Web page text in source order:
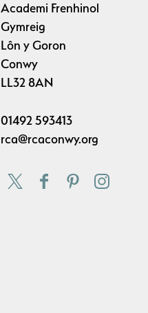
Academi Frenhinol
Gymreig
Lôn y Goron
Conwy
LL32 8AN
01492 593413
rca@rcaconwy.org